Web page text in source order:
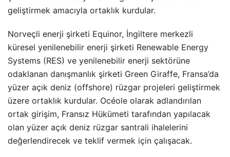
geliştirmek amacıyla ortaklık kurdular.
Norveçli enerji şirketi Equinor, İngiltere merkezli
küresel yenilenebilir enerji şirketi Renewable Energy
Systems (RES) ve yenilenebilir enerji sektörüne
odaklanan danışmanlık şirketi Green Giraffe, Fransa’da
yüzer açık deniz (offshore) rüzgar projeleri geliştirmek
üzere ortaklık kurdular. Océole olarak adlandırılan
ortak girişim, Fransız Hükümeti tarafından yapılacak
olan yüzer açık deniz rüzgar santrali ihalelerini
değerlendirecek ve teklif vermek için çalışacak.